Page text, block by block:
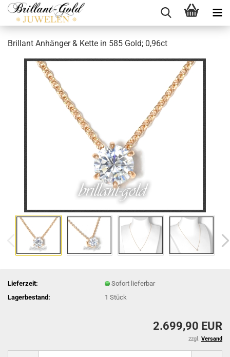
Brillant Anhänger & Kette in 585 Gold; 0,96ct
Lieferzeit:
Sofort lieferbar
Lagerbestand:
1Stück
2.699,90 EUR
zzgl. Versand